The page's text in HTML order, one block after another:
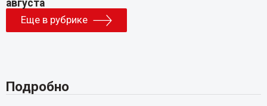
Еще в рубрике
Подробно